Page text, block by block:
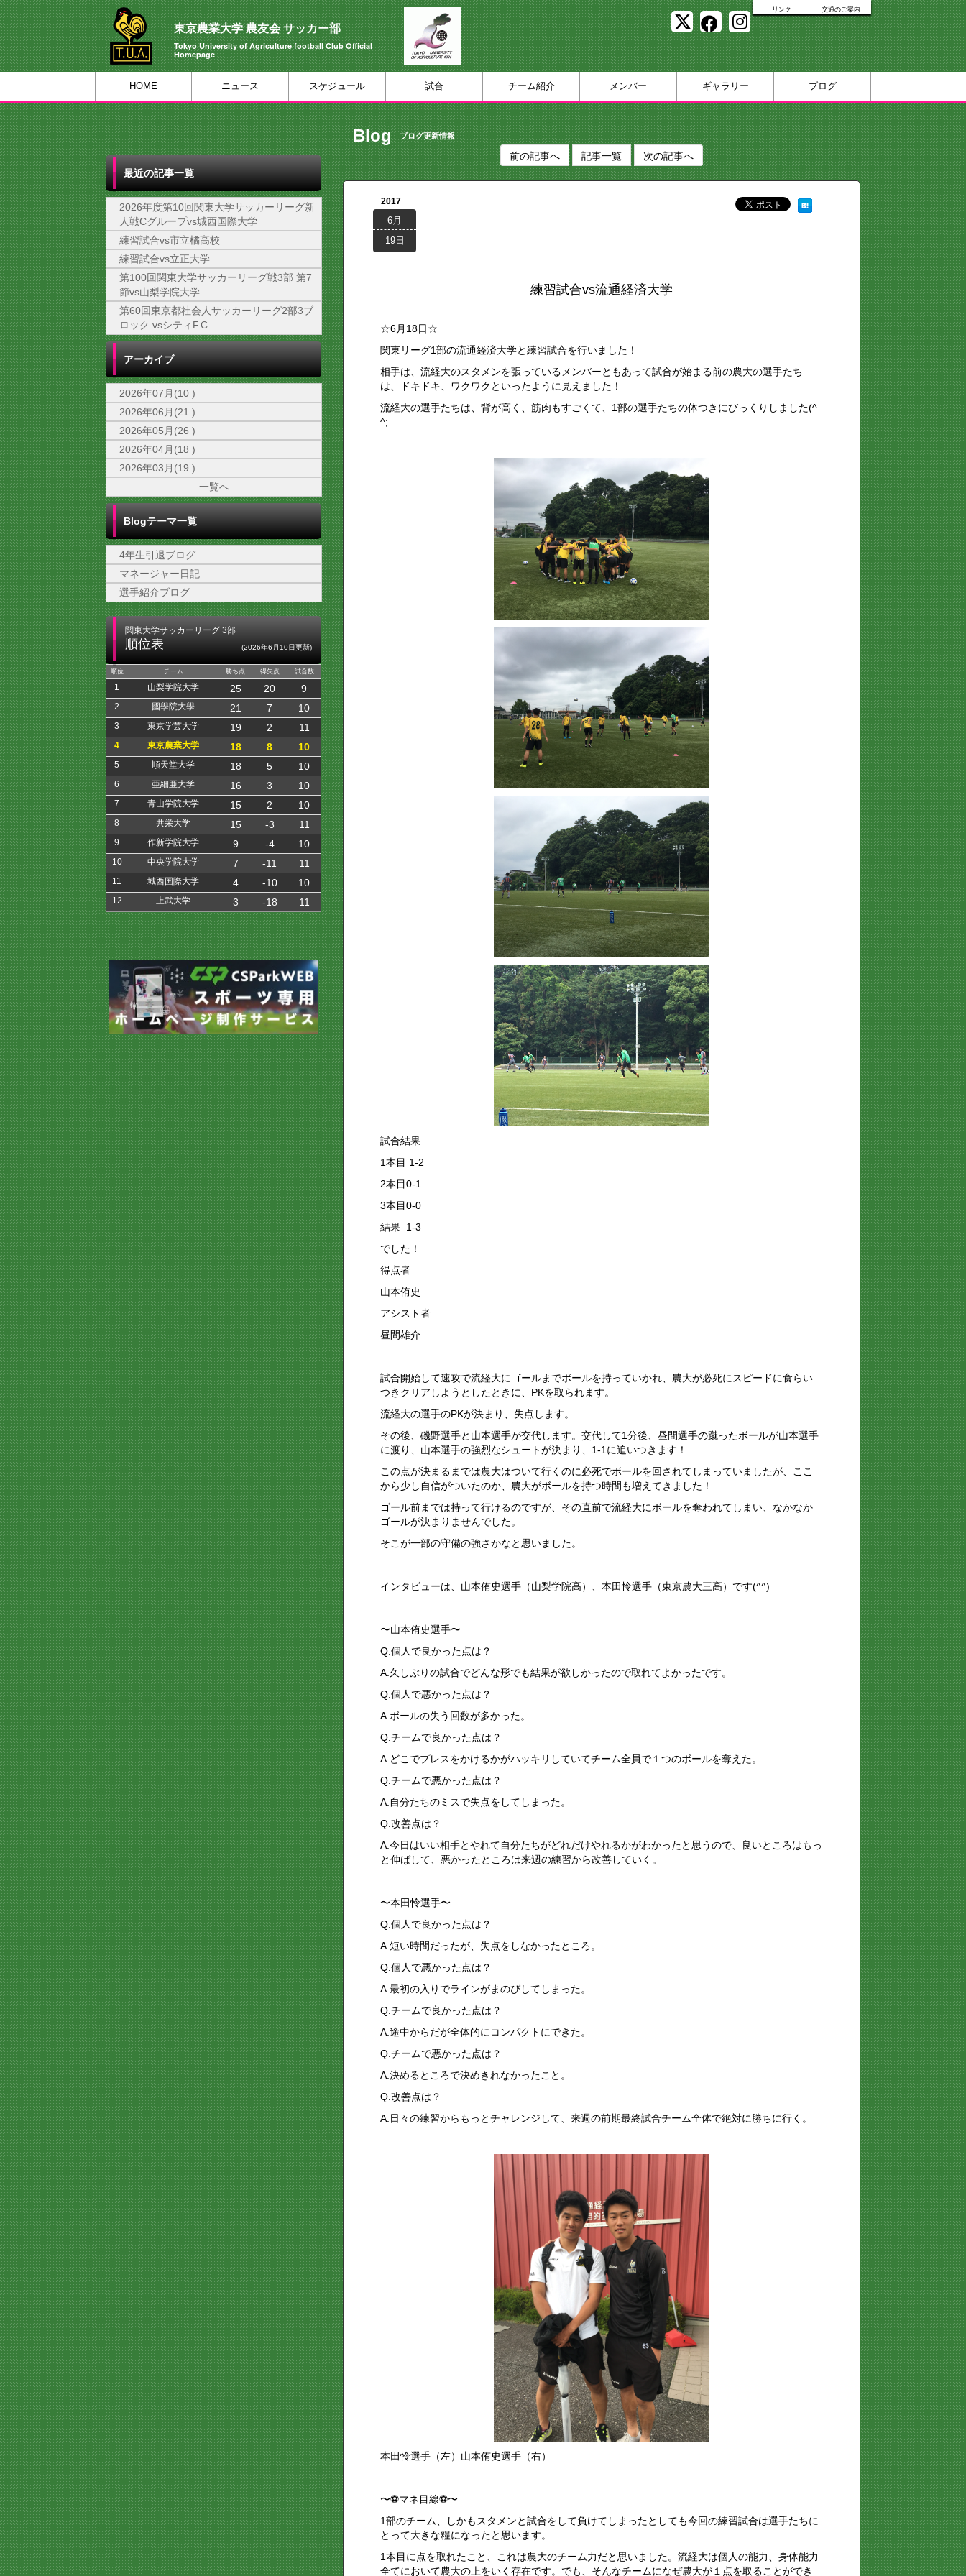
リンク 交通のご案内
東京農業大学 農友会 サッカー部
Tokyo University of Agriculture football Club Official
Homepage
HOME ニュース スケジュール 試合 チーム紹介 メンバー ギャラリー ブログ
最近の記事一覧
2026年度第10回関東大学サッカーリーグ新
人戦Cグループvs城西国際大学
練習試合vs市立橘高校
練習試合vs立正大学
第100回関東大学サッカーリーグ戦3部 第7
節vs山梨学院大学
第60回東京都社会人サッカーリーグ2部3ブ
ロック vsシティF.C
アーカイブ
2026年07月(10 )
2026年06月(21 )
2026年05月(26 )
2026年04月(18 )
2026年03月(19 )
一覧へ
Blogテーマ一覧
4年生引退ブログ
マネージャー日記
選手紹介ブログ
関東大学サッカーリーグ 3部
順位表 (2026年6月10日更新)
順位 チーム 勝ち点 得失点 試合数
1 山梨学院大学 25 20 9
2 國學院大學 21 7 10
3 東京学芸大学 19 2 11
4 東京農業大学 18 8 10
5 順天堂大学 18 5 10
6 亜細亜大学 16 3 10
7 青山学院大学 15 2 10
8 共栄大学 15 -3 11
9 作新学院大学 9 -4 10
10 中央学院大学 7 -11 11
11 城西国際大学 4 -10 10
12 上武大学 3 -18 11
Blog ブログ更新情報
前の記事へ 記事一覧 次の記事へ
2017
6月
19日
練習試合vs流通経済大学
☆6月18日☆
関東リーグ1部の流通経済大学と練習試合を行いました！
相手は、流経大のスタメンを張っているメンバーともあって試合が始まる前の農大の選手たち
は、ドキドキ、ワクワクといったように見えました！
流経大の選手たちは、背が高く、筋肉もすごくて、1部の選手たちの体つきにびっくりしました(^
^;
試合結果
1本目 1-2
2本目0-1
3本目0-0
結果 1-3
でした！
得点者
山本侑史
アシスト者
昼間雄介
試合開始して速攻で流経大にゴールまでボールを持っていかれ、農大が必死にスピードに食らい
つきクリアしようとしたときに、PKを取られます。
流経大の選手のPKが決まり、失点します。
その後、磯野選手と山本選手が交代します。交代して1分後、昼間選手の蹴ったボールが山本選手
に渡り、山本選手の強烈なシュートが決まり、1-1に追いつきます！
この点が決まるまでは農大はついて行くのに必死でボールを回されてしまっていましたが、ここ
から少し自信がついたのか、農大がボールを持つ時間も増えてきました！
ゴール前までは持って行けるのですが、その直前で流経大にボールを奪われてしまい、なかなか
ゴールが決まりませんでした。
そこが一部の守備の強さかなと思いました。
インタビューは、山本侑史選手（山梨学院高）、本田怜選手（東京農大三高）です(^^)
〜山本侑史選手〜
Q.個人で良かった点は？
A.久しぶりの試合でどんな形でも結果が欲しかったので取れてよかったです。
Q.個人で悪かった点は？
A.ボールの失う回数が多かった。
Q.チームで良かった点は？
A.どこでプレスをかけるかがハッキリしていてチーム全員で１つのボールを奪えた。
Q.チームで悪かった点は？
A.自分たちのミスで失点をしてしまった。
Q.改善点は？
A.今日はいい相手とやれて自分たちがどれだけやれるかがわかったと思うので、良いところはもっ
と伸ばして、悪かったところは来週の練習から改善していく。
〜本田怜選手〜
Q.個人で良かった点は？
A.短い時間だったが、失点をしなかったところ。
Q.個人で悪かった点は？
A.最初の入りでラインがまのびしてしまった。
Q.チームで良かった点は？
A.途中からだが全体的にコンパクトにできた。
Q.チームで悪かった点は？
A.決めるところで決めきれなかったこと。
Q.改善点は？
A.日々の練習からもっとチャレンジして、来週の前期最終試合チーム全体で絶対に勝ちに行く。
本田怜選手（左）山本侑史選手（右）
〜⚽️マネ目線⚽️〜
1部のチーム、しかもスタメンと試合をして負けてしまったとしても今回の練習試合は選手たちに
とって大きな糧になったと思います。
1本目に点を取れたこと、これは農大のチーム力だと思いました。流経大は個人の能力、身体能力
全てにおいて農大の上をいく存在です。でも、そんなチームになぜ農大が１点を取ることができ